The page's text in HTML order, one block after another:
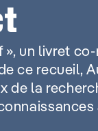
un livret
ce recueil,
de la